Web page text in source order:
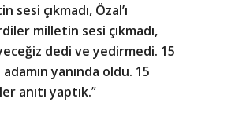
çıkmadı, Özal’ı
milletin sesi çıkmadı,
dedi ve yedirmedi. 15
yanında oldu. 15
anıtı yaptık.”